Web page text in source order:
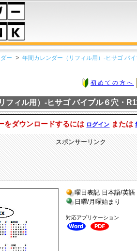
ー 年間カレンダー（リフィル用）-ヒサゴ バ
初めての方へ
フィル用）-ヒサゴ バイブル６穴・
をダウンロードするには ログイン または
スポンサーリンク
曜日表記 日本語/英語
日曜/月曜始まり
対応アプリケーション